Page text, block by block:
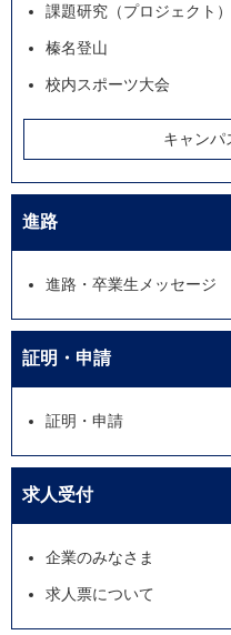
課題研究（プロジェクト
榛名登山
校内スポーツ大会
キャンパ
進路
進路・卒業生メッセージ
証明・申請
証明・申請
求人受付
企業のみなさま
求人票について